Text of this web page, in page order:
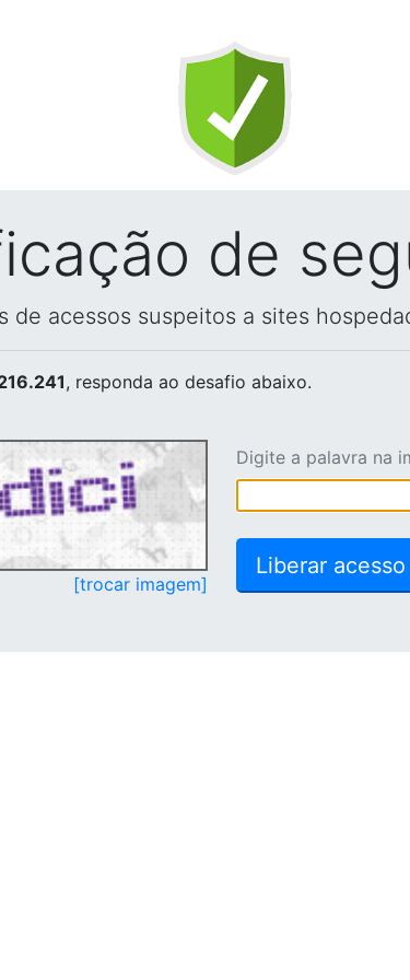
de
de acessos suspeitos a sites
, responda ao desafio abaixo.
[trocar imagem]
Digite a palavra na